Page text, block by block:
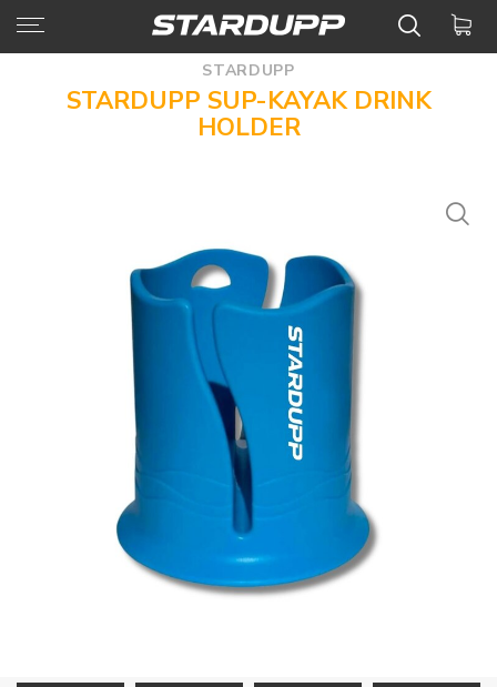
STARDUPP
STARDUPP SUP-KAYAK DRINK
HOLDER